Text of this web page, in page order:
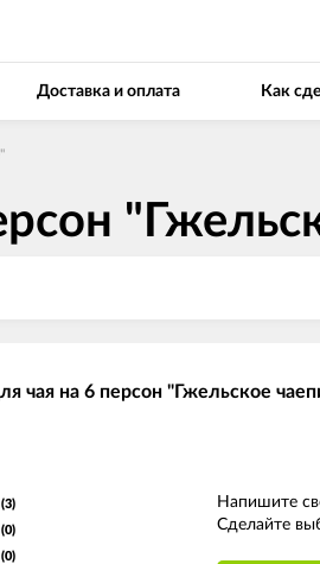
Доставка и оплата Как
чая на 6 персон "Гжельское
(3)
(0)
(0)
Напишите
Сделайте